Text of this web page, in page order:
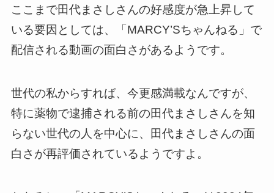
ここまで田代まさしさんの好感度が急上昇して
いる要因としては、「MARCY’Sちゃんねる」で
配信される動画の面白さがあるようです。
世代の私からすれば、今更感満載なんですが、
特に薬物で逮捕される前の田代まさしさんを知
らない世代の人を中心に、田代まさしさんの面
白さが再評価されているようですよ。